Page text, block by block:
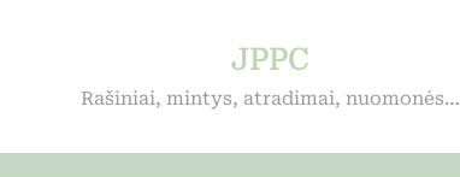
JPPC
Rašiniai, mintys, atradimai, nuomonės…